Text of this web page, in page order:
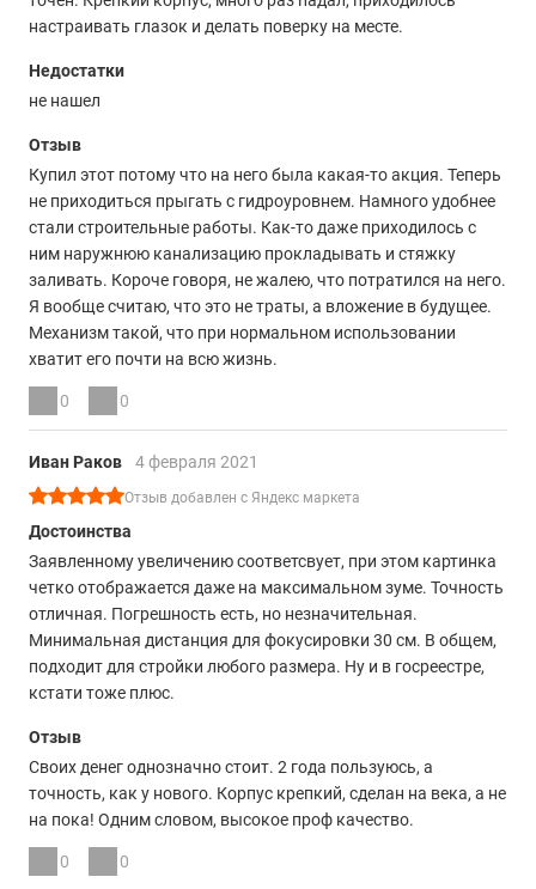
настраивать глазок и делать поверку на месте.
Недостатки
не нашел
Отзыв
Купил этот потому что на него была какая-то акция. Теперь
не приходиться прыгать с гидроуровнем. Намного удобнее
стали строительные работы. Как-то даже приходилось с
ним наружнюю канализацию прокладывать и стяжку
заливать. Короче говоря, не жалею, что потратился на него.
Я вообще считаю, что это не траты, а вложение в будущее.
Механизм такой, что при нормальном использовании
хватит его почти на всю жизнь.
0 0
Иван Раков 4 февраля 2021
Отзыв добавлен с Яндекс маркета
Достоинства
Заявленному увеличению соответсвует, при этом картинка
четко отображается даже на максимальном зуме. Точность
отличная. Погрешность есть, но незначительная.
Минимальная дистанция для фокусировки 30 см. В общем,
подходит для стройки любого размера. Ну и в госреестре,
кстати тоже плюс.
Отзыв
Своих денег однозначно стоит. 2 года пользуюсь, а
точность, как у нового. Корпус крепкий, сделан на века, а не
на пока! Одним словом, высокое проф качество.
0 0